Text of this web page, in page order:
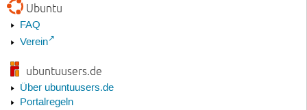
Ubuntu
FAQ
Verein
ubuntuusers.de
Über ubuntuusers.de
Portalregeln